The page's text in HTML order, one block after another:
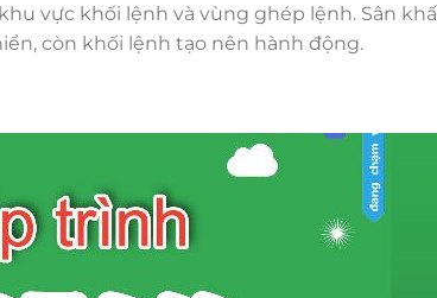
vực khối lệnh và vùng ghép lệnh. Sân
còn khối lệnh tạo nên hành động.